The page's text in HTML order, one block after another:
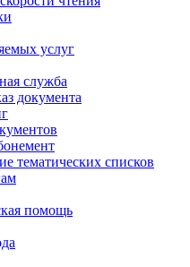
услуг
служба
документа
тематических списков
помощь